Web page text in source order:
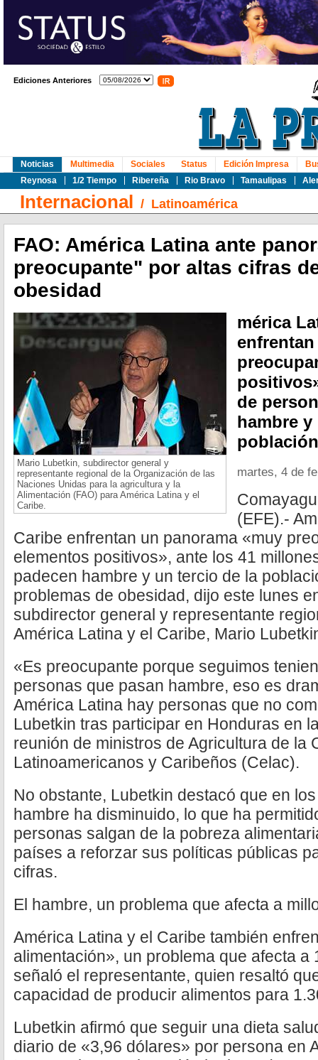
Ediciones Anteriores
Noticias
Reynosa
1/2 Tiempo Ribereña Rio Bravo Tamaulipas
Multimedia Sociales Status Edición Impresa
Internacional / Latinoamérica
FAO: América Latina ante
preocupante" por altas cifras
obesidad
Mario Lubetkin, subdirector general y
representante regional de la Organización de las
Naciones Unidas para la agricultura y la
Alimentación (FAO) para América Latina y el
Caribe.
mérica
de
hambre
martes, 4 de
(EFE).-
Caribe enfrentan un panorama «muy
elementos positivos», ante los 41
padecen hambre y un tercio de la
problemas de obesidad, dijo este lunes
subdirector general y representante
América Latina y el Caribe, Mario
«Es preocupante porque seguimos
personas que pasan hambre, eso es
América Latina hay personas que no
Lubetkin tras participar en Honduras en
reunión de ministros de Agricultura de la
Latinoamericanos y Caribeños (Celac).
No obstante, Lubetkin destacó que en
hambre ha disminuido, lo que ha
personas salgan de la pobreza
países a reforzar sus políticas públicas
cifras.
El hambre, un problema que afecta a
América Latina y el Caribe también
alimentación», un problema que afecta
señaló el representante, quien resaltó
capacidad de producir alimentos para
Lubetkin afirmó que seguir una dieta
diario de «3,96 dólares» por persona en